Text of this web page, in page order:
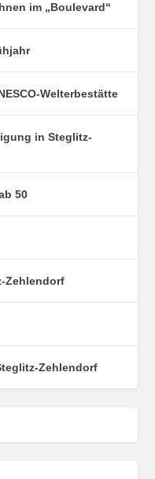
im „Boulevard“
Welterbestätte
in Steglitz-
50
Zehlendorf
Zehlendorf